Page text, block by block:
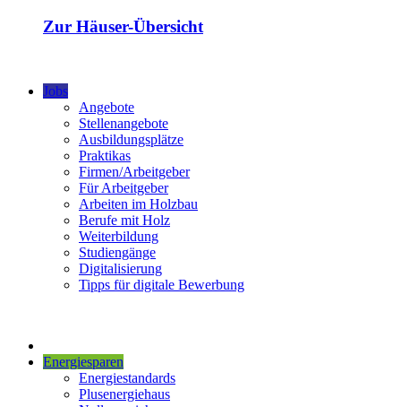
Zur Häuser-Übersicht
Jobs
Angebote
Stellenangebote
Ausbildungsplätze
Praktikas
Firmen/Arbeitgeber
Für Arbeitgeber
Arbeiten im Holzbau
Berufe mit Holz
Weiterbildung
Studiengänge
Digitalisierung
Tipps für digitale Bewerbung
Energiesparen
Energiestandards
Plusenergiehaus